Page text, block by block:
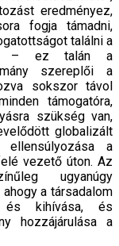
eredményez,
fogja támadni,
találni a
– ez talán a
szereplői a
sokszor távol
támogatóra,
szükség van,
globalizált
ellensúlyozása a
vezető úton. Az
ugyanúgy
a társadalom
és kihívása, és
hozzájárulása a